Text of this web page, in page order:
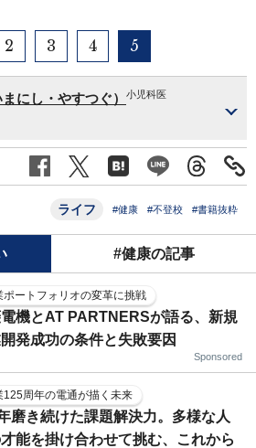
2 3 4 5
にし・やすつぐ） 小児科医
ライフ #健康 #不登校 #書籍抜粋
#健康の記事
ポートフォリオの変革に挑戦
機とAT PARTNERSが語る、新規
発成功の条件と失敗要因
Sponsored
125周年の電通が描く未来
磨き続けた課題解決力。多様な人
能を掛け合わせて挑む、これから